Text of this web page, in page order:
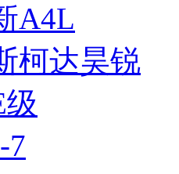
A4L
柯达昊锐
7